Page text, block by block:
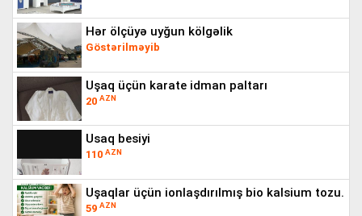
hər ölçüyə uyğun kölgəlik
Göstərilməyib
uşaq üçün karate idman paltarı
20 AZN
usaq besiyi
110 AZN
uşaqlar üçün ionlaşdırılmış bio kalsium tozu.
59 AZN